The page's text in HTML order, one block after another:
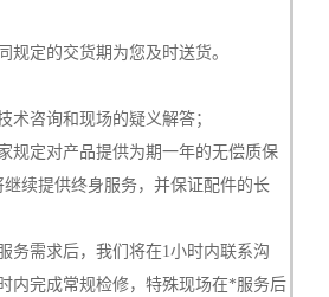
规定的交货期为您及时送货。
术咨询和现场的疑义解答；
规定对产品提供为期一年的无偿质保
续提供终身服务，并保证配件的长
务需求后，我们将在1小时内联系沟
内完成常规检修，特殊现场在*服务后